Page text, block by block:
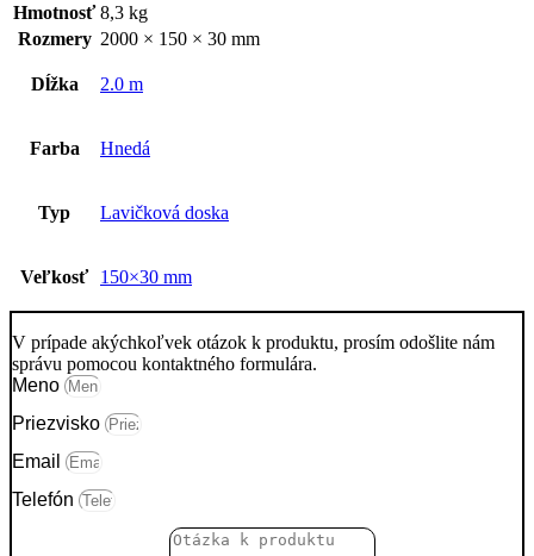
Hmotnosť 8,3 kg
Rozmery 2000 × 150 × 30 mm
Dĺžka 2.0 m
Farba Hnedá
Typ Lavičková doska
Veľkosť 150×30 mm
V prípade akýchkoľvek otázok k produktu, prosím odošlite nám
správu pomocou kontaktného formulára.
Meno
Priezvisko
Email
Telefón